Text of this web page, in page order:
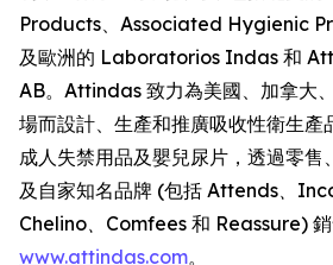
Products、Associated Hygienic
及歐洲的 Laboratorios Indas 和
AB。Attindas 致力為美國、加拿大
場而設計、生產和推廣吸收性衛生產
成人失禁用品及嬰兒尿片，透過零售
及自家知名品牌 (包括 Attends、
Chelino、Comfees 和 Reassure)
www.attindas.com。